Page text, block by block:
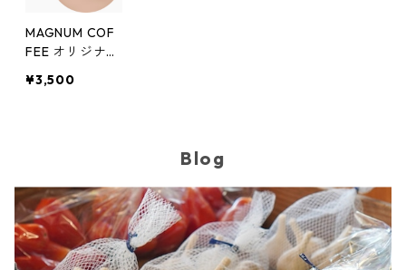
MAGNUM COF
FEE オリジナル
ミニトートバッ
¥3,500
Blog